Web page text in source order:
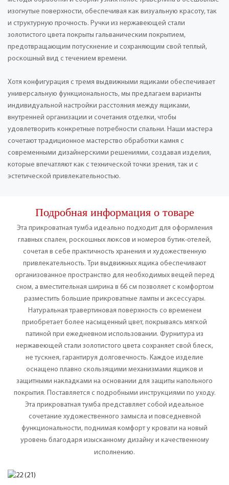
изогнутые поверхности, обеспечивая как визуальную красоту, так
и структурную прочность. Ручки из нержавеющей стали
золотистого цвета покрыты гальваническим покрытием,
предотвращающим потускнение и сохраняющим свой теплый,
роскошный вид с течением времени.
Хотя конфигурация с тремя выдвижными ящиками обеспечивает
универсальную функциональность, мы предлагаем варианты
индивидуальной настройки расстояния между ящиками,
внутренней организации и сочетания отделки, чтобы
удовлетворить конкретные потребности спальни. Наши мастера
сочетают традиционное мастерство обработки камня с
современными дизайнерскими решениями, создавая изделия,
которые впечатляют как с технической точки зрения, так и с
эстетической привлекательностью.
Подробная информация о товаре
Эта прикроватная тумба идеально подходит для оформления
главных спален, роскошных люксов и номеров бутик-отелей,
сочетая в себе практичность хранения и художественную
привлекательность. Три выдвижных ящика обеспечивают
организованное пространство для необходимых вещей перед
сном, а вместительная ширина в 66 см позволяет с комфортом
разместить большие прикроватные лампы и аксессуары.
Натуральная травертиновая поверхность со временем
приобретает более насыщенный цвет, покрываясь мягкой
патиной при ежедневном использовании. Фурнитура из
нержавеющей стали золотистого цвета сохраняет свой блеск,
не тускнея, гарантируя долговечность. Каждое изделие
оснащено плавно скользящими механизмами ящиков и
защитными накладками на основании для защиты напольного
покрытия. Поставляется с подробными инструкциями по уходу.
Эта прикроватная тумба представляет собой идеальное
сочетание художественного замысла и повседневной
функциональности, поднимая комфорт у кровати на новый
уровень благодаря изысканному дизайну и качественному
исполнению.